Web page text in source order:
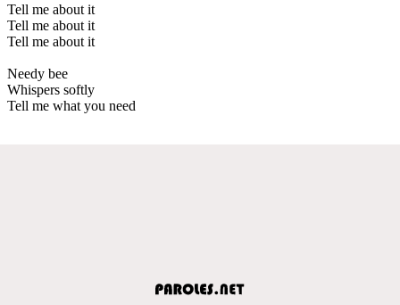
Tell me about it
Tell me about it
Tell me about it
Needy bee
Whispers softly
Tell me what you need